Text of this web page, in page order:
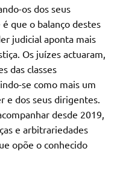
os dos seus
que o balanço destes
judicial aponta mais
Os juízes actuaram,
das classes
se como mais um
dos seus dirigentes.
desde 2019,
e arbitrariedades
opõe o conhecido